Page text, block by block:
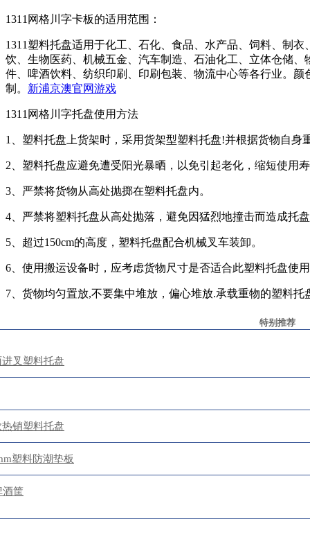
1311网格川字卡板的适用范围：
1311塑料托盘适用于化工、石化、食品、水产品、饲料、制
饮、生物医药、机械五金、汽车制造、石油化工、立体仓储
件、啤酒饮料、纺织印刷、印刷包装、物流中心等各行业。
制。 新浦京澳官网游戏
1311网格川字托盘使用方法
1、塑料托盘上货架时，采用货架型塑料托盘!并根据货物自身
2、塑料托盘应避免遭受阳光暴晒，以免引起老化，缩短使用
3、严禁将货物从高处抛掷在塑料托盘内。
4、严禁将塑料托盘从高处抛落，避免因猛烈地撞击而造成托
5、超过150cm的高度，塑料托盘配合机械叉车装卸。
6、使用搬运设备时，应考虑货物尺寸是否适合此塑料托盘使
7、货物均匀置放,不要集中堆放，偏心堆放.承载重物的塑料托
特别推荐
叉塑料托盘
销塑料托盘
塑料防潮垫板
酒筐